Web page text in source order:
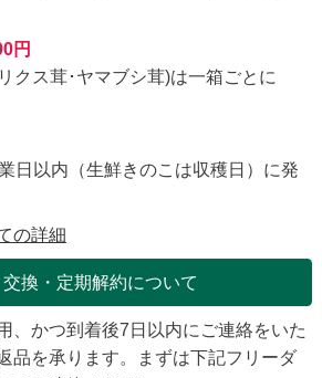
円
クス茸･ヤマブシ茸)は一箱ごとに
日以内（生鮮きのこは収穫日）に発
の詳細
換・定期解約について
、かつ到着後7日以内にご連絡をいた
品を承ります。まずは下記フリーダ